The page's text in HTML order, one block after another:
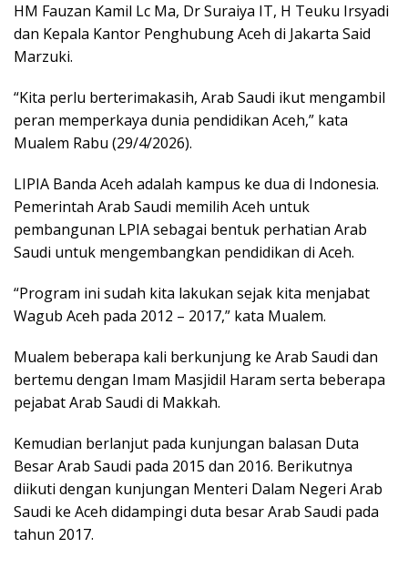
HM Fauzan Kamil Lc Ma, Dr Suraiya IT, H Teuku Irsyadi
dan Kepala Kantor Penghubung Aceh di Jakarta Said
Marzuki.
“Kita perlu berterimakasih, Arab Saudi ikut mengambil
peran memperkaya dunia pendidikan Aceh,” kata
Mualem Rabu (29/4/2026).
LIPIA Banda Aceh adalah kampus ke dua di Indonesia.
Pemerintah Arab Saudi memilih Aceh untuk
pembangunan LPIA sebagai bentuk perhatian Arab
Saudi untuk mengembangkan pendidikan di Aceh.
“Program ini sudah kita lakukan sejak kita menjabat
Wagub Aceh pada 2012 – 2017,” kata Mualem.
Mualem beberapa kali berkunjung ke Arab Saudi dan
bertemu dengan Imam Masjidil Haram serta beberapa
pejabat Arab Saudi di Makkah.
Kemudian berlanjut pada kunjungan balasan Duta
Besar Arab Saudi pada 2015 dan 2016. Berikutnya
diikuti dengan kunjungan Menteri Dalam Negeri Arab
Saudi ke Aceh didampingi duta besar Arab Saudi pada
tahun 2017.